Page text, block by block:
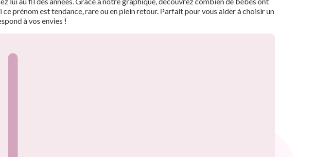
prénom est tendance, rare ou en plein retour. Parfait pour vous aider à choisir un
à vos envies !